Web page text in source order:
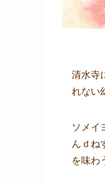
清水寺
れない
ソメイ
んｄね
を味わ